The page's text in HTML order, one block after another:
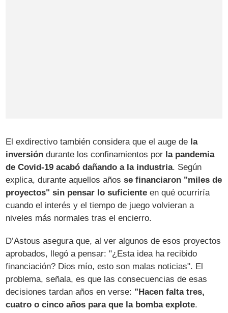
El exdirectivo también considera que el auge de la
inversión durante los confinamientos por la pandemia
de Covid-19 acabó dañando a la industria. Según
explica, durante aquellos añosse financiaron "miles de
proyectos" sin pensar lo suficiente en qué ocurriría
cuando el interés y el tiempo de juego volvieran a
niveles más normales tras el encierro.
D’Astous asegura que, al ver algunos de esos proyectos
aprobados, llegó a pensar: "¿Esta idea ha recibido
financiación? Dios mío, esto son malas noticias". El
problema, señala, es que las consecuencias de esas
decisiones tardan años en verse: "Hacen falta tres,
cuatro o cinco años para que la bomba explote.